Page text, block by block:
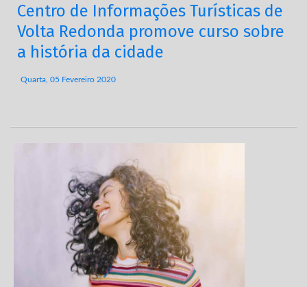
Centro de Informações Turísticas de
Volta Redonda promove curso sobre
a história da cidade
Quarta, 05 Fevereiro 2020